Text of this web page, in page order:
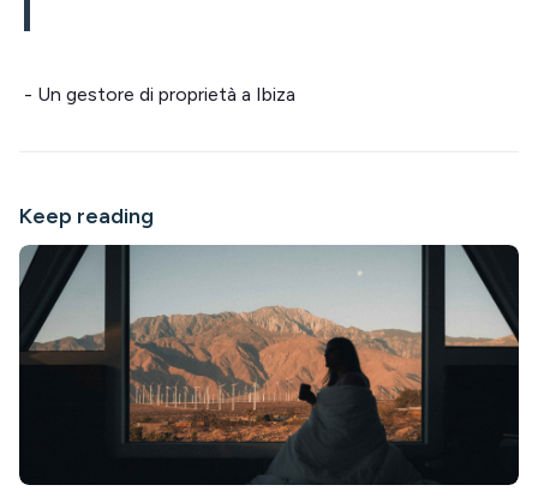
- Un gestore di proprietà a Ibiza
Keep reading